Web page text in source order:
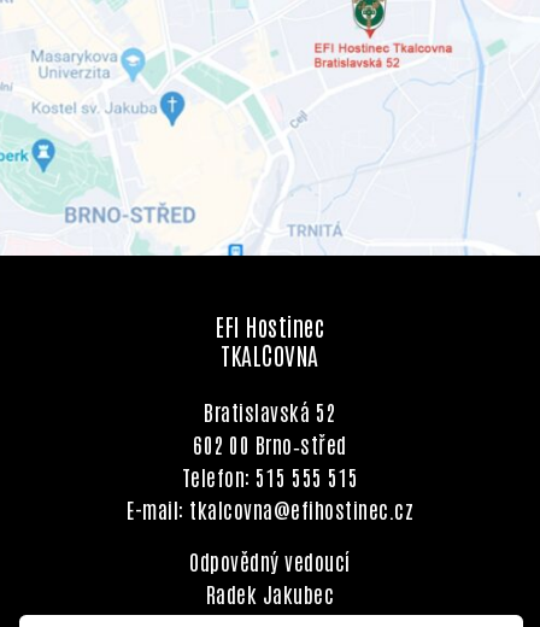
EFI Hostinec
TKALCOVNA
Bratislavská 52
602 00 Brno‑střed
Telefon: 515 555 515
E-mail: tkalcovna@efihostinec.cz
Odpovědný vedoucí
Radek Jakubec